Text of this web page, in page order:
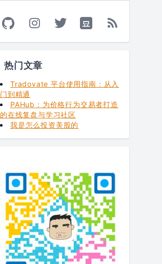
热门文章
Tradovate 平台使用指南：从入
门到精通
PAHub：为价格行为交易者打造
的在线复盘与学习社区
我是怎么投资美股的